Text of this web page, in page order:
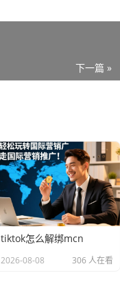
下一篇 »
tiktok怎么解绑mcn
2026-08-08 306 人在看